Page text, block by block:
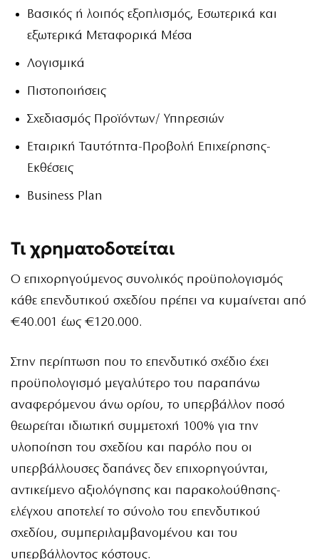
Βασικός ή λοιπός εξοπλισμός, Εσωτερικά και
εξωτερικά Μεταφορικά Μέσα
Λογισμικά
Πιστοποιήσεις
Σχεδιασμός Προϊόντων/ Υπηρεσιών
Εταιρική Ταυτότητα-Προβολή Επιχείρησης-
Εκθέσεις
Business Plan
Τι χρηματοδοτείται
Ο επιχορηγούμενος συνολικός προϋπολογισμός
κάθε επενδυτικού σχεδίου πρέπει να κυμαίνεται από
€40.001 έως €120.000.
Στην περίπτωση που το επενδυτικό σχέδιο έχει
προϋπολογισμό μεγαλύτερο του παραπάνω
αναφερόμενου άνω ορίου, το υπερβάλλον ποσό
θεωρείται ιδιωτική συμμετοχή 100% για την
υλοποίηση του σχεδίου και παρόλο που οι
υπερβάλλουσες δαπάνες δεν επιχορηγούνται,
αντικείμενο αξιολόγησης και παρακολούθησης-
ελέγχου αποτελεί το σύνολο του επενδυτικού
σχεδίου, συμπεριλαμβανομένου και του
υπερβάλλοντος κόστους.